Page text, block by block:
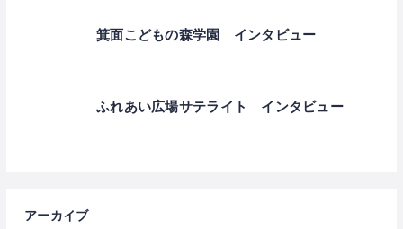
箕面こどもの森学園 インタビュー
ふれあい広場サテライト インタビュー
アーカイブ